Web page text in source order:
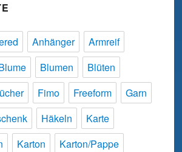
Anhänger
Armreif
Blumen
Blüten
Fimo Freeform
Garn
Häkeln
Karte
Karton
Karton/Pappe